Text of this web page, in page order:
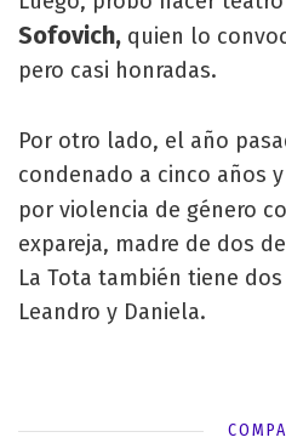
Sofovich, quien lo
pero casi honradas.
Por otro lado, el año
condenado a cinco años
por violencia de género
expareja, madre de dos
La Tota también tiene
Leandro y Daniela.